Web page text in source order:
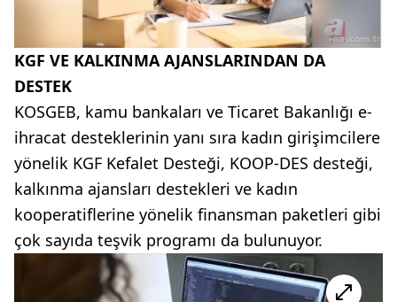
KGF VE KALKINMA AJANSLARINDAN DA
DESTEK
KOSGEB, kamu bankaları ve Ticaret Bakanlığı e-
ihracat desteklerinin yanı sıra kadın girişimcilere
yönelik KGF Kefalet Desteği, KOOP-DES desteği,
kalkınma ajansları destekleri ve kadın
kooperatiflerine yönelik finansman paketleri gibi
çok sayıda teşvik programı da bulunuyor.